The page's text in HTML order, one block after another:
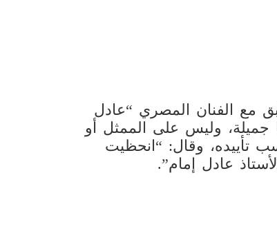
مع الفنان المصري “عادل
جميلة، وليس على الممثل أو
تأييده، وقال: “انحظيت
عادل إمام”.